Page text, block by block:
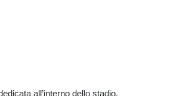
all’interno dello stadio.